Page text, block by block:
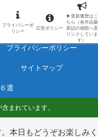
りで毎日更新しています。
プロフィール
プライバシーポリシー
サイトマップ
選
まれています。
本日もどうぞお楽しみく
プライバシーポ
リシー
広告ポリシー
▶更新履歴はこ
ちら（各作品最
新話の感想へ直
リンクしていま
す）